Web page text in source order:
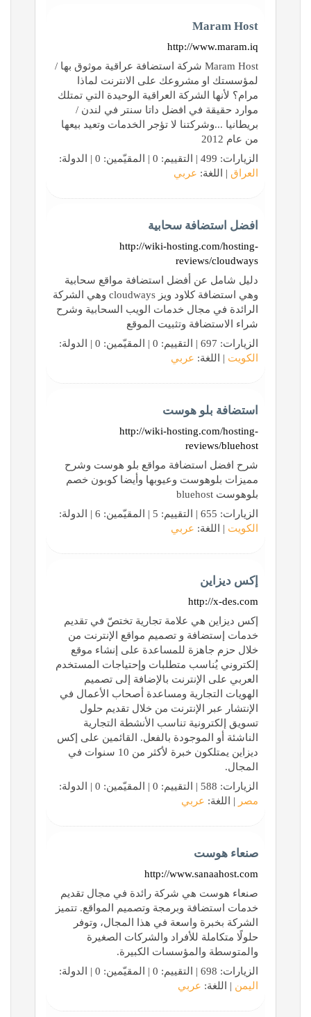
Maram Host
http://www.maram.iq
Maram Host شركة استضافة عراقية موثوق بها /
لمؤسستك او مشروعك على الانترنت لماذا
مرام؟ لأنها الشركة العراقية الوحيدة التي تمتلك
موارد حقيقة في افضل داتا سنتر في لندن /
بريطانيا ...وشركتنا لا تؤجر الخدمات وتعيد بيعها
من عام 2012
الزيارات: 499 | التقييم: 0 | المقيّمين: 0 | الدولة:
العراق | اللغة: عربي
افضل استضافة سحابية
http://wiki-hosting.com/hosting-
reviews/cloudways
دليل شامل عن أفضل استضافة مواقع سحابية
وهي استضافة كلاود ويز cloudways وهي الشركة
الرائدة في مجال خدمات الويب السحابية وشرح
شراء الاستضافة وتثبيت الموقع
الزيارات: 697 | التقييم: 0 | المقيّمين: 0 | الدولة:
الكويت | اللغة: عربي
استضافة بلو هوست
http://wiki-hosting.com/hosting-
reviews/bluehost
شرح افضل استضافة مواقع بلو هوست وشرح
مميزات بلوهوست وعيوبها وأيضا كوبون خصم
بلوهوست bluehost
الزيارات: 655 | التقييم: 5 | المقيّمين: 6 | الدولة:
الكويت | اللغة: عربي
إكس ديزاين
http://x-des.com
إكس ديزاين هي علامة تجارية تختصّ في تقديم
خدمات إستضافة و تصميم مواقع الإنترنت من
خلال حزم جاهزة للمساعدة على إنشاء موقع
إلكتروني يُناسب متطلبات وإحتياجات المستخدم
العربي على الإنترنت بالإضافة إلى تصميم
الهويات التجارية ومساعدة أصحاب الأعمال في
الإنتشار عبر الإنترنت من خلال تقديم حلول
تسويق إلكترونية تناسب الأنشطة التجارية
الناشئة أو الموجودة بالفعل. القائمين على إكس
ديزاين يمتلكون خبرة لأكثر من 10 سنوات في
المجال.
الزيارات: 588 | التقييم: 0 | المقيّمين: 0 | الدولة:
مصر | اللغة: عربي
صنعاء هوست
http://www.sanaahost.com
صنعاء هوست هي شركة رائدة في مجال تقديم
خدمات استضافة وبرمجة وتصميم المواقع. تتميز
الشركة بخبرة واسعة في هذا المجال، وتوفر
حلولًا متكاملة للأفراد والشركات الصغيرة
والمتوسطة والمؤسسات الكبيرة.
الزيارات: 698 | التقييم: 0 | المقيّمين: 0 | الدولة:
اليمن | اللغة: عربي